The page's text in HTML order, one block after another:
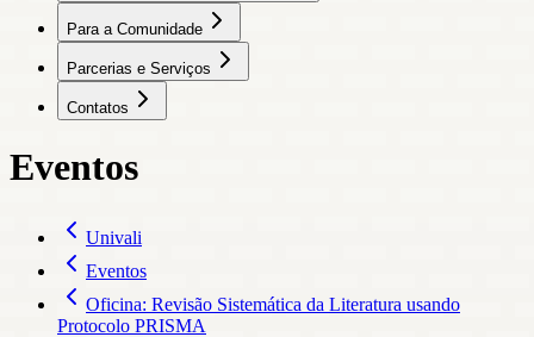
Para a Comunidade
Parcerias e Serviços
Contatos
Eventos
Univali
Eventos
Oficina: Revisão Sistemática da Literatura usando
Protocolo PRISMA